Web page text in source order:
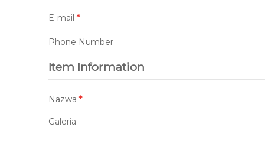
E-mail *
Phone Number
Item Information
Nazwa *
Galeria